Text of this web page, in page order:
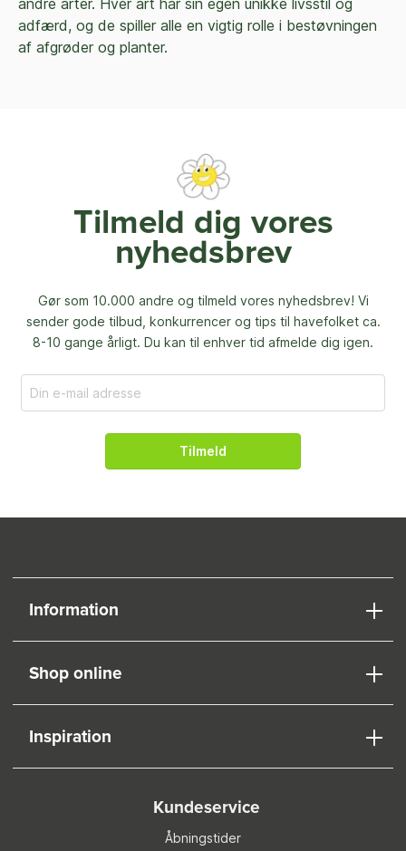
andre arter. Hver art har sin egen unikke livsstil og
adfærd, og de spiller alle en vigtig rolle i bestøvningen
af afgrøder og planter.
Tilmeld dig vores
nyhedsbrev
Gør som 10.000 andre og tilmeld vores nyhedsbrev! Vi
sender gode tilbud, konkurrencer og tips til havefolket ca.
8-10 gange årligt. Du kan til enhver tid afmelde dig igen.
Tilmeld
Information
Shop online
Inspiration
Kundeservice
Åbningstider